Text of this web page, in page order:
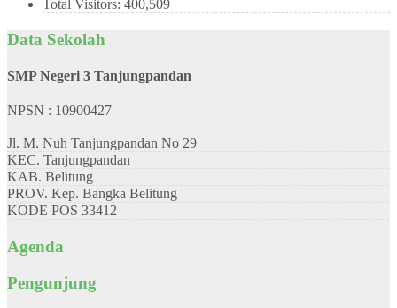
Total Visitors: 400,509
Data Sekolah
SMP Negeri 3 Tanjungpandan
NPSN : 10900427
Jl. M. Nuh Tanjungpandan No 29
KEC. Tanjungpandan
KAB. Belitung
PROV. Kep. Bangka Belitung
KODE POS 33412
Agenda
Pengunjung